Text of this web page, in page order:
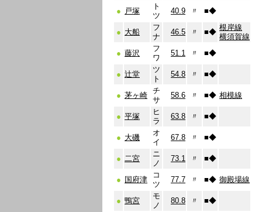
● 戸塚
ト
ツ
40.9 〃 ■◆
● 大船
フ
ナ
46.5 〃 ■◆
根岸線
横須賀線
● 藤沢
フ
ワ
51.1 〃 ■◆
● 辻堂
ツ
ト
54.8 〃 ■◆
● 茅ヶ崎
チ
サ
58.6 〃 ■◆ 相模線
● 平塚
ヒ
ラ
63.8 〃 ■◆
● 大磯
オ
イ
67.8 〃 ■◆
● 二宮
ニ
ノ
73.1 〃 ■◆
● 国府津
コ
ツ
77.7 〃 ■◆ 御殿場線
● 鴨宮
モ
ノ
80.8 〃 ■◆